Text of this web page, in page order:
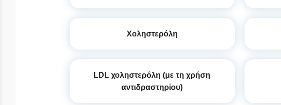
Χοληστερόλη
LDL χοληστερόλη (με τη χρήση
αντιδραστηρίου)